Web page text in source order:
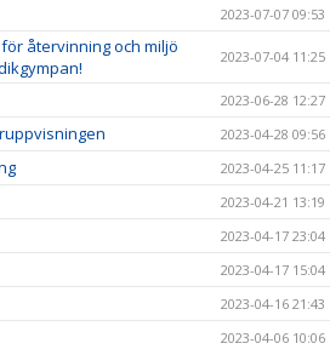
2023-07-07 09:53
återvinning och miljö
2023-07-04 11:25
2023-06-28 12:27
2023-04-28 09:56
2023-04-25 11:17
2023-04-21 13:19
2023-04-17 23:04
2023-04-17 15:04
2023-04-16 21:43
2023-04-06 10:06